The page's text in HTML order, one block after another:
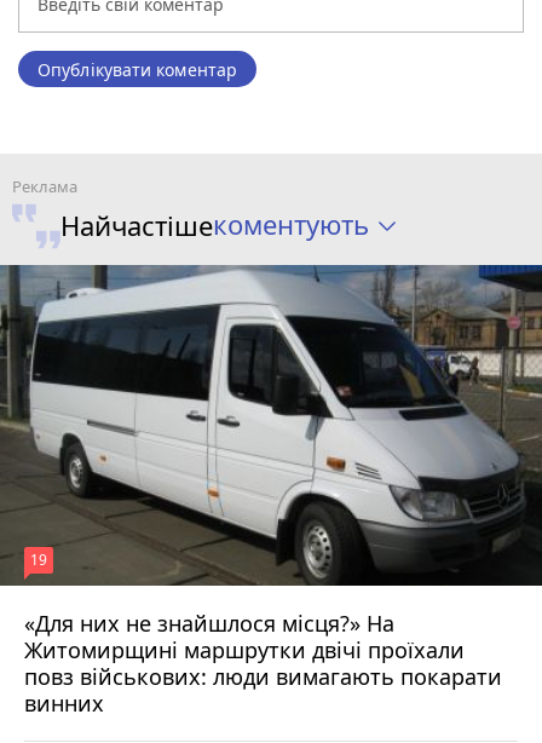
Опублікувати коментар
Найчастішекоментують
«Для них не знайшлося місця?» На
Житомирщині маршрутки двічі проїхали
повз військових: люди вимагають покарати
винних
19
17 липня 2026 р.